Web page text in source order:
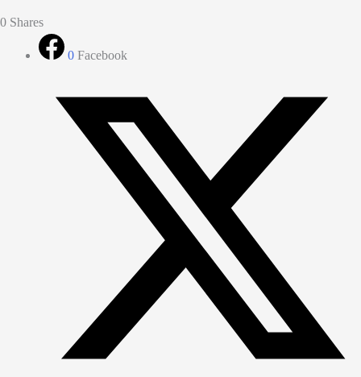
0 Shares
0 Facebook